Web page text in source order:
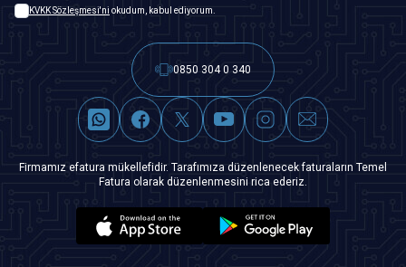
KVKK Sözleşmesi'ni okudum, kabul ediyorum.
0850 304 0 340
Firmamız efatura mükellefidir. Tarafımıza düzenlenecek faturaların Temel
Fatura olarak düzenlenmesini rica ederiz.